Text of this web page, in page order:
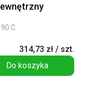
C
314,73 zł / szt.
Do koszyka